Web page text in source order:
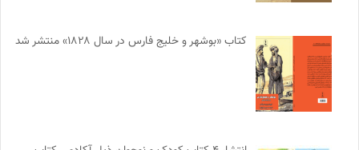
کتاب «بوشهر و خلیج فارس در سال ۱۸۲۸» منتشر شد